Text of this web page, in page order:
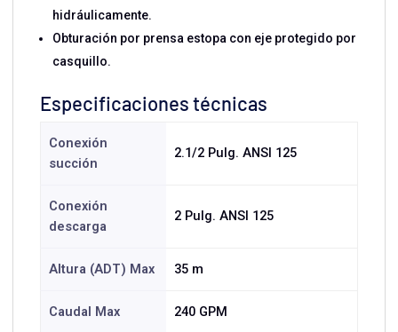
hidráulicamente.
Obturación por prensa estopa con eje protegido por
casquillo.
Especificaciones técnicas
Conexión
succión
2.1/2 Pulg. ANSI 125
Conexión
descarga
2 Pulg. ANSI 125
Altura (ADT) Max 35 m
Caudal Max 240 GPM